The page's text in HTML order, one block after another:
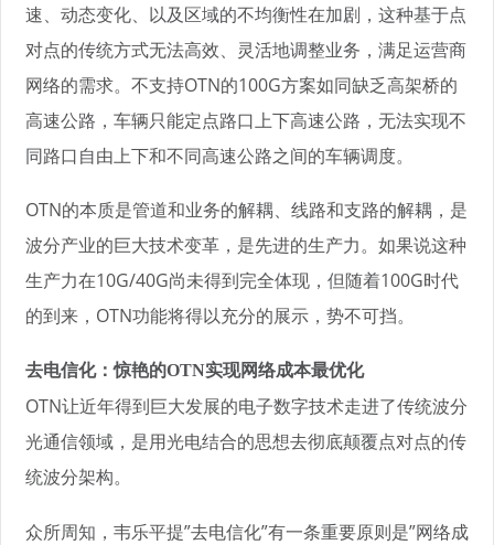
速、动态变化、以及区域的不均衡性在加剧，这种基于点
对点的传统方式无法高效、灵活地调整业务，满足运营商
网络的需求。不支持OTN的100G方案如同缺乏高架桥的
高速公路，车辆只能定点路口上下高速公路，无法实现不
同路口自由上下和不同高速公路之间的车辆调度。
OTN的本质是管道和业务的解耦、线路和支路的解耦，是
波分产业的巨大技术变革，是先进的生产力。如果说这种
生产力在10G/40G尚未得到完全体现，但随着100G时代
的到来，OTN功能将得以充分的展示，势不可挡。
去电信化：惊艳的OTN实现网络成本最优化
OTN让近年得到巨大发展的电子数字技术走进了传统波分
光通信领域，是用光电结合的思想去彻底颠覆点对点的传
统波分架构。
众所周知，韦乐平提”去电信化”有一条重要原则是”网络成